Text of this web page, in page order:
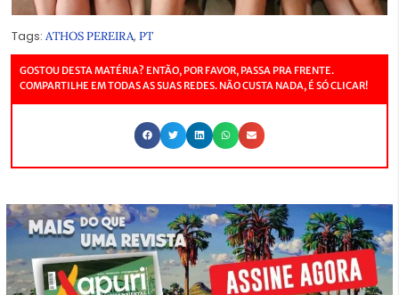
Tags: ATHOS PEREIRA, PT
GOSTOU DESTA MATÉRIA? ENTÃO, POR FAVOR, PASSA PRA FRENTE.
COMPARTILHE EM TODAS AS SUAS REDES. NÃO CUSTA NADA, É SÓ CLICAR!